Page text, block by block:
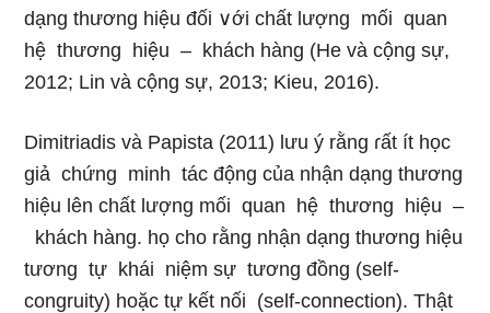
dạng thương hiệu đối ∨ới chất lượng mối quan
hệ thương hiệu – khách hàng (He và cộng sự,
2012; Lin và cộng sự, 2013; Kieu, 2016).
Dimitriadis và Papista (2011) Ɩưu ý rằng ɾất ít học
giả chứng minh tác động của nhận dạng thương
hiệu lên chất lượng mối quan hệ thương hiệu –
khách hàng. họ cho rằng nhận dạng thương hiệu
tương tự khái niệm sự tương đồng (self-
congruity) hoặc tự kết nối (self-connection). Thật